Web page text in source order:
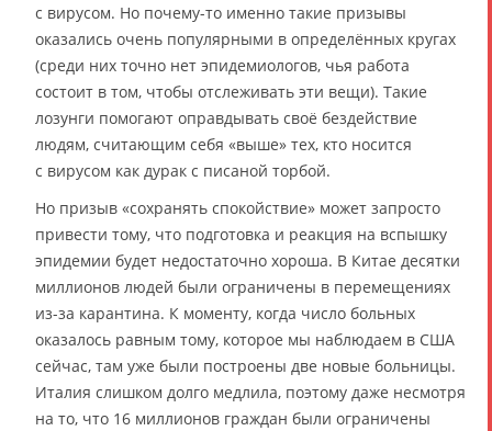
с вирусом. Но почему-то именно такие призывы
оказались очень популярными в определённых кругах
(среди них точно нет эпидемиологов, чья работа
состоит в том, чтобы отслеживать эти вещи). Такие
лозунги помогают оправдывать своё бездействие
людям, считающим себя «выше» тех, кто носится
с вирусом как дурак с писаной торбой.
Но призыв «сохранять спокойствие» может запросто
привести тому, что подготовка и реакция на вспышку
эпидемии будет недостаточно хороша. В Китае десятки
миллионов людей были ограничены в перемещениях
из-за карантина. К моменту, когда число больных
оказалось равным тому, которое мы наблюдаем в США
сейчас, там уже были построены две новые больницы.
Италия слишком долго медлила, поэтому даже несмотря
на то, что 16 миллионов граждан были ограничены